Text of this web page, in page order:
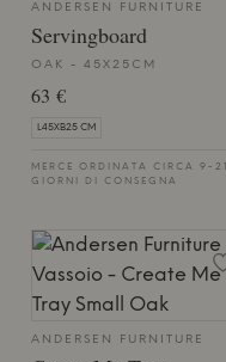
ANDERSEN FURNITURE
Servingboard
OAK - 45X25CM
63 €
L45XB25 CM
MERCE ORDINATA CIRCA 9-21
GIORNI DI CONSEGNA
ANDERSEN FURNITURE